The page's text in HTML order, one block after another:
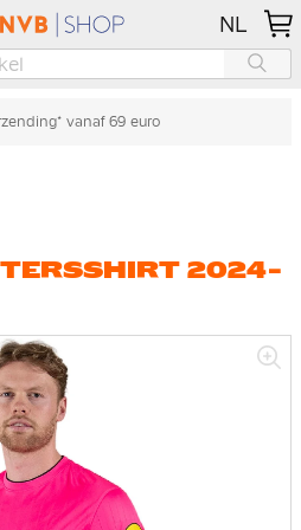
NL
vanaf 69 euro
2024-